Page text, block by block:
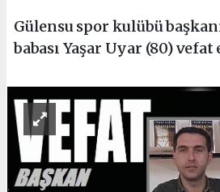
Gülensu spor kulübü
babası Yaşar Uyar (80)